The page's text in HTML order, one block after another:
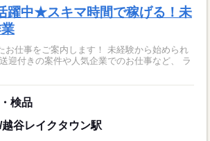
躍中★スキマ時間で稼げる！未
お仕事をご案内します！ 未経験から始められ
迎付きの案件や人気企業でのお仕事など、 ラ
検品
谷レイクタウン駅